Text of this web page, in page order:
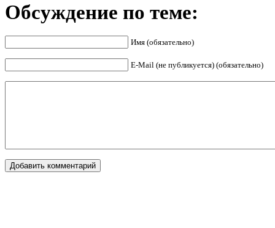
Обсуждение по теме:
Имя (обязательно)
E-Mail (не публикуется) (обязательно)